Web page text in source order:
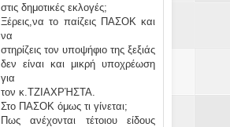
στις δημοτικές εκλογές;
Ξέρεις,να το παίζεις ΠΑΣΟΚ και
να
στηρίζεις τον υποψήφιο της ξεξιάς
δεν είναι και μικρή υποχρέωση
για
τον κ.ΤΖΙΑΧΡΉΣΤΑ.
Στο ΠΑΣΟΚ όμως τι γίνεται;
Πως ανέχονται τέτοιου είδους